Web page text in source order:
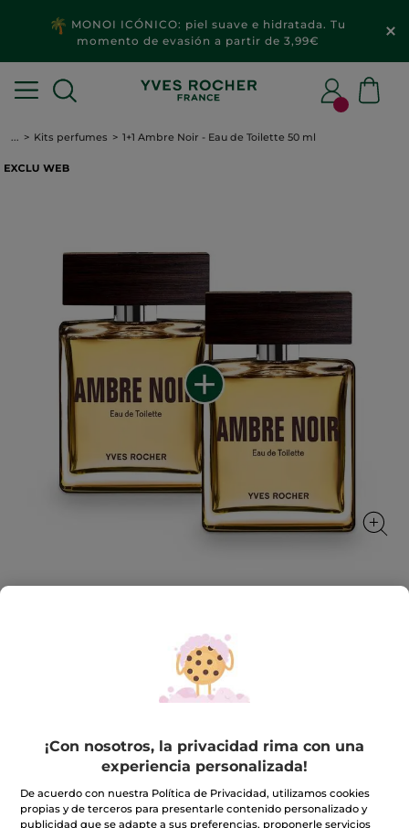
MONOI ICÓNICO: piel suave e hidratada. Tu
momento de evasión a partir de 3,99€
... Kits perfumes 1+1 Ambre Noir - Eau de Toilette 50 ml
1+1 Ambre Noir - Eau de Toilette 50 ml
El carácter de un ámbar cálido con notas
amaderadas y especiadas
★★★★★
★★★★★
5
Leer
de
1+1
Ambre
(2)INCLUIR UNA RESEÑA
45,90€ 91,80€
Cantidad
¡Con nosotros, la privacidad rima con una
experiencia personalizada!
De acuerdo con nuestra Política de Privacidad, utilizamos cookies
propias y de terceros para presentarle contenido personalizado y
publicidad que se adapte a sus preferencias, proponerle servicios